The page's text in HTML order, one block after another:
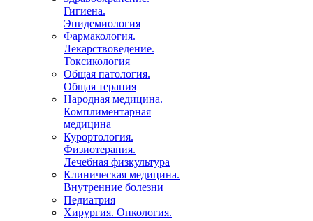
Гигиена.
Эпидемиология
Фармакология.
Лекарствоведение.
Токсикология
Общая патология.
Общая терапия
Народная медицина.
Комплиментарная
медицина
Курортология.
Физиотерапия.
Лечебная физкультура
Клиническая медицина.
Внутренние болезни
Педиатрия
Хирургия. Онкология.